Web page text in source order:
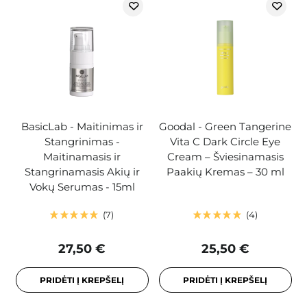
BasicLab - Maitinimas ir
Stangrinimas -
Maitinamasis ir
Stangrinamasis Akių ir
Vokų Serumas - 15ml
7
27,50 €
PRIDĖTI Į KREPŠELĮ
Goodal - Green Tangerine
Vita C Dark Circle Eye
Cream – Šviesinamasis
Paakių Kremas – 30 ml
4
25,50 €
PRIDĖTI Į KREPŠELĮ